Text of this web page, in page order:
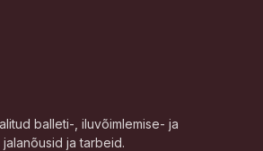
balleti-, iluvõimlemise- ja
ja tarbeid.